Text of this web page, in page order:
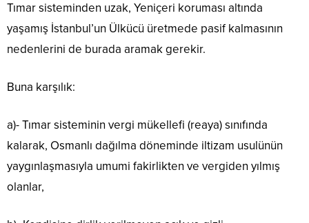
Tımar sisteminden uzak, Yeniçeri koruması altında
yaşamış İstanbul’un Ülkücü üretmede pasif kalmasının
nedenlerini de burada aramak gerekir.
Buna karşılık:
a)- Tımar sisteminin vergi mükellefi (reaya) sınıfında
kalarak, Osmanlı dağılma döneminde iltizam usulünün
yaygınlaşmasıyla umumi fakirlikten ve vergiden yılmış
olanlar,